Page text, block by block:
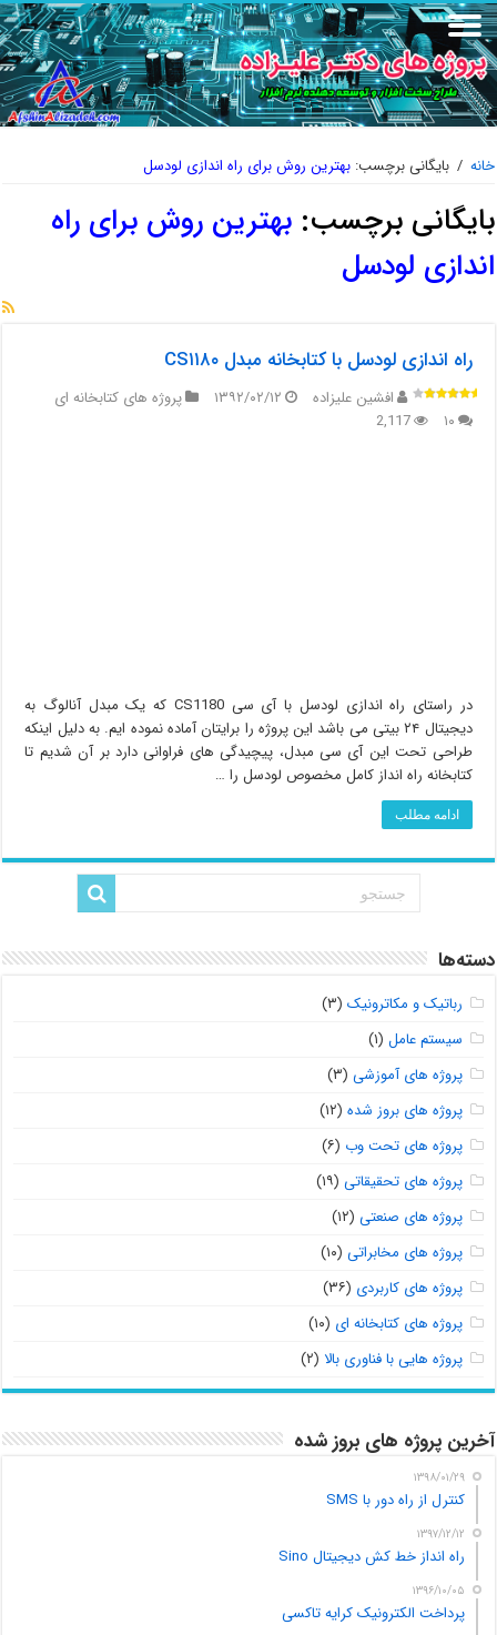
خانه / بایگانی برچسب:بهترین روش برای راه اندازی لودسل
بایگانی برچسب:بهترین روش برای راه
اندازی لودسل
راه اندازی لودسل با کتابخانه مبدل CS۱۱۸۰
افشین علیزاده ۱۳۹۲/۰۲/۱۲
پروژه های کتابخانه ای
۱۰
2,117
در راستای راه اندازی لودسل با آی سی CS1180 که یک مبدل آنالوگ به
دیجیتال ۲۴ بیتی می باشد این پروژه را برایتان آماده نموده ایم. به دلیل اینکه
طراحی تحت این آی سی مبدل، پیچیدگی های فراوانی دارد بر آن شدیم تا
کتابخانه راه انداز کامل مخصوص لودسل را …
ادامه مطلب
دسته‌ها
رباتیک و مکاترونیک (۳)
سیستم عامل (۱)
پروژه های آموزشی (۳)
پروژه های بروز شده (۱۲)
پروژه های تحت وب (۶)
پروژه های تحقیقاتی (۱۹)
پروژه های صنعتی (۱۲)
پروژه های مخابراتی (۱۰)
پروژه های کاربردی (۳۶)
پروژه های کتابخانه ای (۱۰)
پروژه هایی با فناوری بالا (۲)
آخرین پروژه های بروز شده
۱۳۹۸/۰۱/۲۹
کنترل از راه دور با SMS
۱۳۹۷/۱۲/۱۲
راه انداز خط کش دیجیتال Sino
۱۳۹۶/۱۰/۰۵
پرداخت الکترونیک کرایه تاکسی